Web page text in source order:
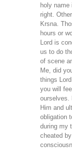
holy
right.
Krsna.
hours or
Lord is
us to do
of scene
Me, did
things
you will
ourselves.
Him and
obligation
during my
cheated